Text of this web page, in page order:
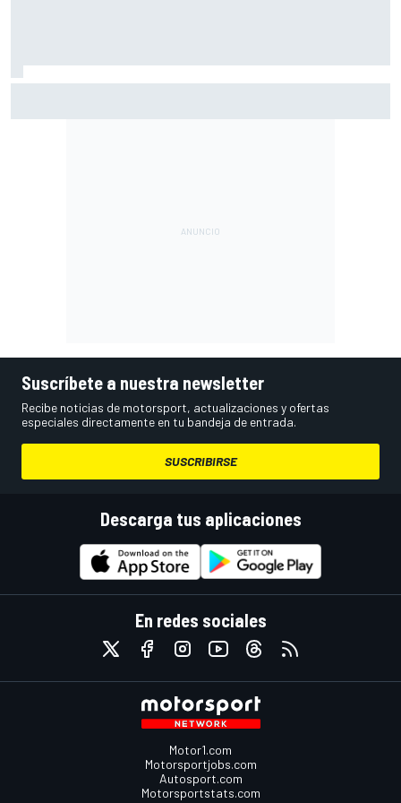
Suscríbete a nuestra newsletter
Recibe noticias de motorsport, actualizaciones y ofertas
especiales directamente en tu bandeja de entrada.
SUSCRIBIRSE
Descarga tus aplicaciones
En redes sociales
Motor1.com
Motorsportjobs.com
Autosport.com
Motorsportstats.com